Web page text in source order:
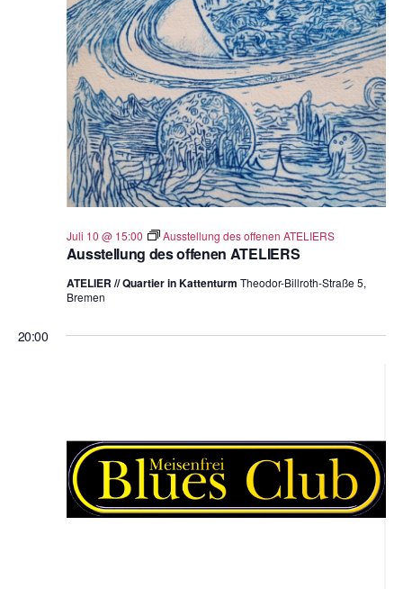
Ausstellung des offenen ATELIERS
Juli 10 @ 15:00 Ausstellung des offenen ATELIERS
ATELIER // Quartier in Kattenturm Theodor-Billroth-Straße 5,
Bremen
20:00